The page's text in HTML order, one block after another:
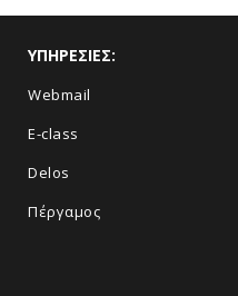
ΥΠΗΡΕΣΙΕΣ:
Webmail
E-class
Delos
Πέργαμος